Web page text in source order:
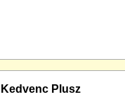
Kedvenc Plusz